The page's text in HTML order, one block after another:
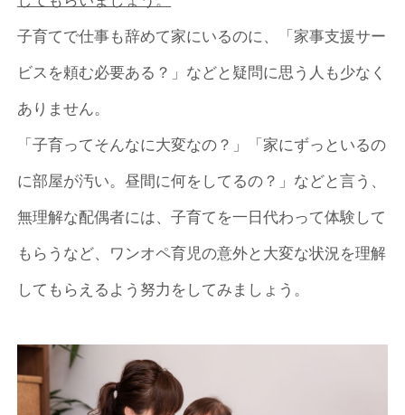
子育てで仕事も辞めて家にいるのに、「家事支援サー
ビスを頼む必要ある？」などと疑問に思う人も少なく
ありません。
「子育ってそんなに大変なの？」「家にずっといるの
に部屋が汚い。昼間に何をしてるの？」などと言う、
無理解な配偶者には、子育てを一日代わって体験して
もらうなど、ワンオペ育児の意外と大変な状況を理解
してもらえるよう努力をしてみましょう。